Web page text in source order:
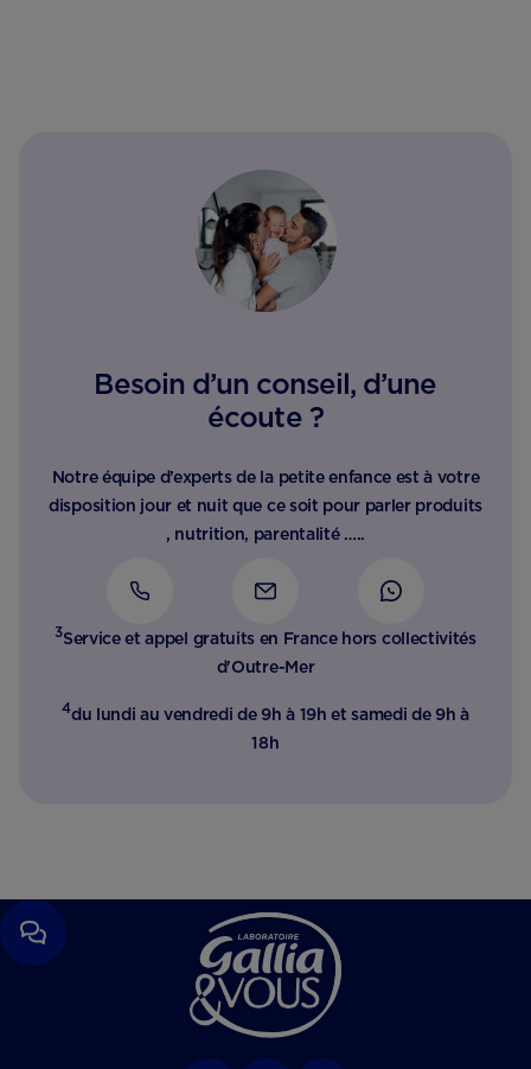
Besoin d’un conseil, d’une
écoute ?
Notre équipe d’experts de la petite enfance est à votre
disposition jour et nuit que ce soit pour parler produits
, nutrition, parentalité …..
3Service et appel gratuits en France hors collectivités
d'Outre-Mer​
4du lundi au vendredi de 9h à 19h et samedi de 9h à
18h